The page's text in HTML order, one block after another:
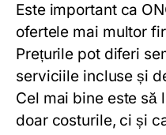
Este important ca
ofertele mai multor
Prețurile pot diferi
serviciile incluse și
Cel mai bine este să
doar costurile, ci și